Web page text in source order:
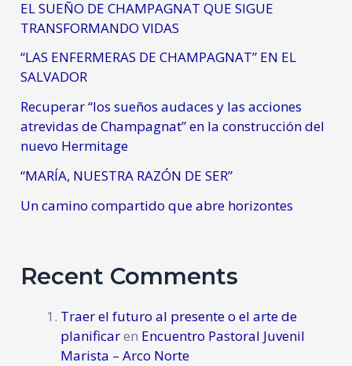
EL SUEÑO DE CHAMPAGNAT QUE SIGUE
TRANSFORMANDO VIDAS
“LAS ENFERMERAS DE CHAMPAGNAT” EN EL
SALVADOR
Recuperar “los sueños audaces y las acciones
atrevidas de Champagnat” en la construcción del
nuevo Hermitage
“MARÍA, NUESTRA RAZÓN DE SER”
Un camino compartido que abre horizontes
Recent Comments
Traer el futuro al presente o el arte de
planificaren Encuentro Pastoral Juvenil
Marista – Arco Norte